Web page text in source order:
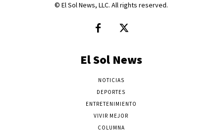
© El Sol News, LLC. All rights reserved.
El Sol News
NOTICIAS
DEPORTES
ENTRETENIMIENTO
VIVIR MEJOR
COLUMNA